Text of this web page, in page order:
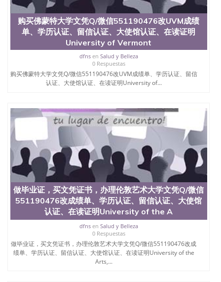
学院的毕业证成绩单所使用的材料，尺寸大小，防伪
结构（包括：水印，阴影底纹，钢印LOGO烫金烫
银，LOGO烫金烫银复合重叠。 文字图案浮雕，激光
镭射，紫外荧光，温感，复印防伪）都有原版本文凭
对照。质量得到了广大海外客户群体的认可，同时和
海外学校留学中介， 同时能做到与时俱进，及时掌握
各大院校的（毕业证，成绩单，资格证，学生卡，结
业证，录取通知书，在读证明等相关材料）的版本更
新信息， 能够在时间掌握的海外学历文凭的样版，尺
们在保证合理定价的同时，坚持较高性价比，通过品
质和效率不断优化，为您倾情诠释什么是高性价比。
咨询顾问：Sam q/微信:551190476 Q/微
信:551190476办理毕业证成绩单、教育部认证,录取通
知书，雅思，留学回国证明.
公司专业制作、办理、仿制、成绩单文凭、改成绩、
教育部学历学位认证、毕业证、成绩单、文凭、学历
文凭、假文凭假毕业证假学历书制作、假制作、办
理、仿制学位证书、毕业证文凭、文凭毕业证、毕业
证认证、留服认证、使馆认证、使馆证明、使馆留学
回国人员证明、留学生认证、学历认证、文凭认证学
位认证、留学生学历认证、留学生学位认证、英国文
凭学历、美国文凭学历、澳洲文凭学历、加拿大文凭
学历、新西兰学历认证等q:551190476 微信：
551190476 圣何塞州立大学毕业证（San Jose State
University）圣何塞州立大学毕业证（San Jose State
购买佛蒙特大学文凭Q/微信551190476改UVM成绩
单、学历认证、留信认证、大使馆认证、在读证明
University of Vermont
dfnsen Salud y Belleza
0 Respuestas
购买佛蒙特大学文凭Q/微信551190476改UVM成绩单、学历认证、留信
认证、大使馆认证、在读证明University of...
做毕业证，买文凭证书，办理伦敦艺术大学文凭Q/微信
551190476改成绩单、学历认证、留信认证、大使馆
认证、在读证明University of the A
dfnsen Salud y Belleza
0 Respuestas
做毕业证，买文凭证书，办理伦敦艺术大学文凭Q/微信551190476改成
绩单、学历认证、留信认证、大使馆认证、在读证明University of the
Arts,...